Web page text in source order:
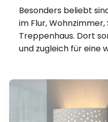
Besonders beliebt
im Flur,
Treppenhaus. Dort
und zugleich für eine